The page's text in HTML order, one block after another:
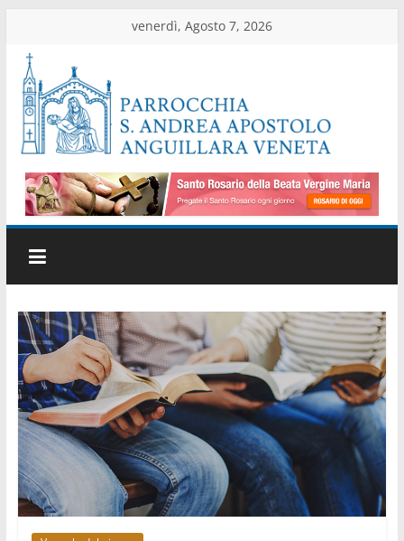
contenuto
venerdì, Agosto 7, 2026
Parrocchia
di
Anguillara
Veneta
Sito
ufficiale
della
parrocchia